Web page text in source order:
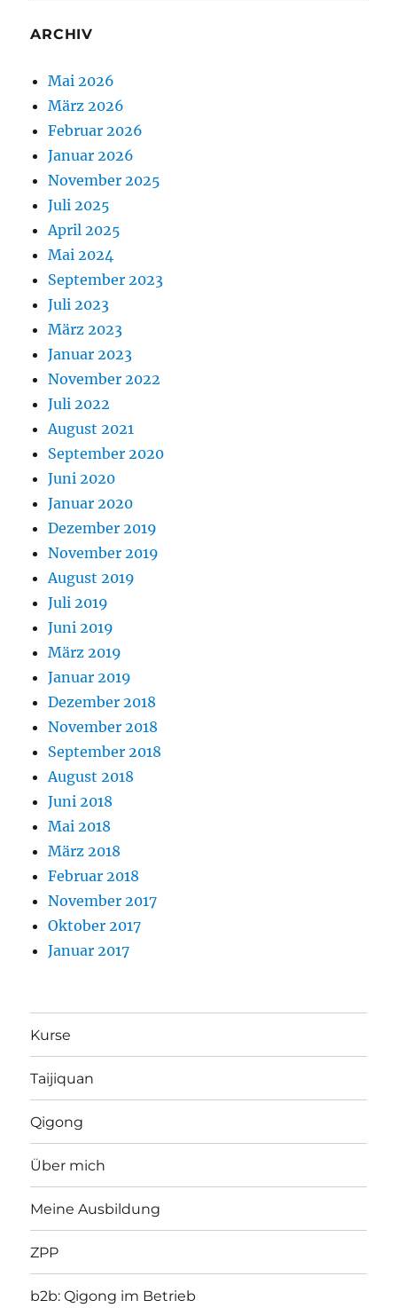
ARCHIV
Mai 2026
März 2026
Februar 2026
Januar 2026
November 2025
Juli 2025
April 2025
Mai 2024
September 2023
Juli 2023
März 2023
Januar 2023
November 2022
Juli 2022
August 2021
September 2020
Juni 2020
Januar 2020
Dezember 2019
November 2019
August 2019
Juli 2019
Juni 2019
März 2019
Januar 2019
Dezember 2018
November 2018
September 2018
August 2018
Juni 2018
Mai 2018
März 2018
Februar 2018
November 2017
Oktober 2017
Januar 2017
Kurse
Taijiquan
Qigong
Über mich
Meine Ausbildung
ZPP
b2b: Qigong im Betrieb